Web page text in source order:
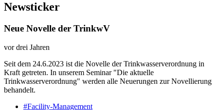
Newsticker
Neue Novelle der TrinkwV
vor drei Jahren
Seit dem 24.6.2023 ist die Novelle der Trinkwasserverordnung in
Kraft getreten. In unserem Seminar "Die aktuelle
Trinkwasserverordnung" werden alle Neuerungen zur Novellierung
behandelt.
#Facility-Management